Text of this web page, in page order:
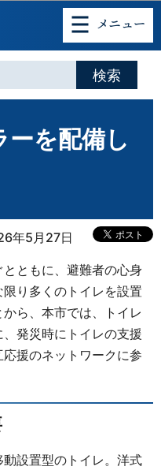
へ移動
ーを配備し
年5月27日
ともに、避難者の心身
り多くのトイレを設置
ら、本市では、トイレ
発災時にトイレの支援
援のネットワークに参
設置型のトイレ。洋式